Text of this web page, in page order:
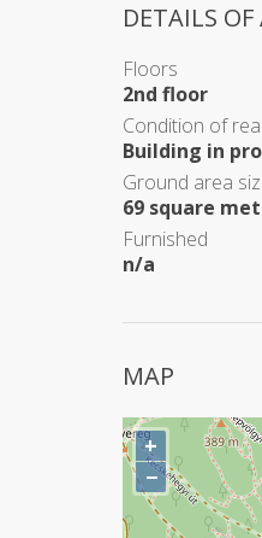
DETAILS
Floors
2nd floor
Condition of
Building in
Ground area
69 square
Furnished
n/a
MAP
+
−